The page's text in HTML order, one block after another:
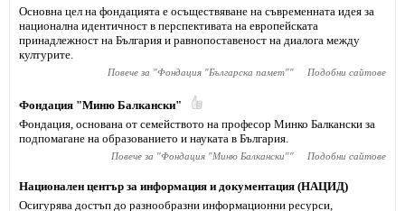
Основна цел на фондацията е осъществяване на съвременната идея за
национална идентичност в перспективата на европейската
принадлежност на България и равнопоставеност на диалога между
културите.
Повече за "Фондация "Българска памет"" Подобни сайтове
Фондация "Миню Балкански"
Фондация, основана от семейството на професор Минко Балкански за
подпомагане на образованието и науката в България.
Повече за "Фондация "Миню Балкански"" Подобни сайтове
Национален център за информация и документация (НАЦИД)
Осигурява достъп до разнообразни информационни ресурси,